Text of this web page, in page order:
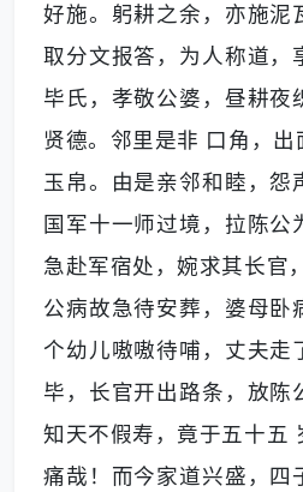
好施。躬耕之余，亦施泥
取分文报答，为人称道，
毕氏，孝敬公婆，昼耕夜
贤德。邻里是非 口角，
玉帛。由是亲邻和睦，怨
国军十一师过境，拉陈公
急赴军宿处，婉求其长官
公病故急待安葬，婆母卧
个幼儿嗷嗷待哺，丈夫走
毕，长官开出路条，放陈
知天不假寿，竟于五十五
痛哉！而今家道兴盛，四